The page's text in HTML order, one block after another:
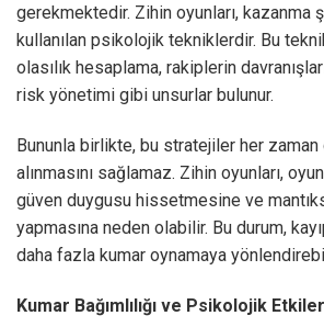
gerekmektedir. Zihin oyunları, kazanma
kullanılan psikolojik tekniklerdir. Bu
olasılık hesaplama, rakiplerin
risk yönetimi gibi unsurlar bulunur.
Bununla birlikte, bu stratejiler her zaman
alınmasını sağlamaz. Zihin oyunları,
güven duygusu hissetmesine ve
yapmasına neden olabilir. Bu durum,
daha fazla kumar oynamaya
Kumar Bağımlılığı ve Psikolojik